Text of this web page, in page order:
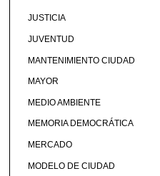
JUSTICIA
JUVENTUD
MANTENIMIENTO CIUDAD
MAYOR
MEDIO AMBIENTE
MEMORIA DEMOCRÁTICA
MERCADO
MODELO DE CIUDAD